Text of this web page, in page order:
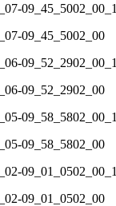
09_45_5002_00_1
09_45_5002_00
09_52_2902_00_1
09_52_2902_00
09_58_5802_00_1
09_58_5802_00
09_01_0502_00_1
09_01_0502_00